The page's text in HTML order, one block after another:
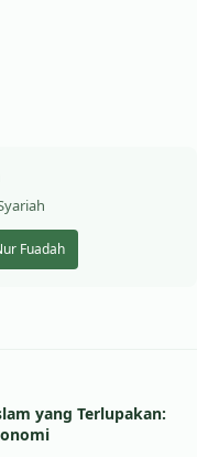
Fuadah
yang Terlupakan: